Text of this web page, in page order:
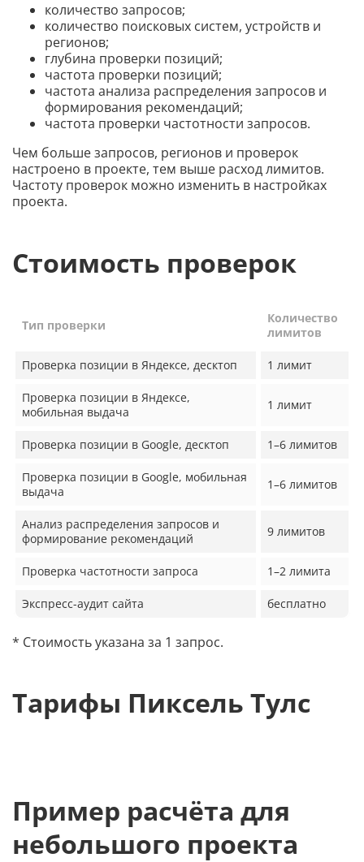
количество запросов;
количество поисковых систем, устройств и
регионов;
глубина проверки позиций;
частота проверки позиций;
частота анализа распределения запросов и
формирования рекомендаций;
частота проверки частотности запросов.
Чем больше запросов, регионов и проверок
настроено в проекте, тем выше расход лимитов.
Частоту проверок можно изменить в настройках
проекта.
Стоимость проверок
Тип проверки
Количество
лимитов
Проверка позиции в Яндексе, десктоп 1 лимит
Проверка позиции в Яндексе,
мобильная выдача
1 лимит
Проверка позиции в Google, десктоп 1–6 лимитов
Проверка позиции в Google, мобильная
выдача
1–6 лимитов
Анализ распределения запросов и
формирование рекомендаций
9 лимитов
Проверка частотности запроса 1–2 лимита
Экспресс-аудит сайта бесплатно
* Стоимость указана за 1 запрос.
Тарифы Пиксель Тулс
Пример расчёта для
небольшого проекта